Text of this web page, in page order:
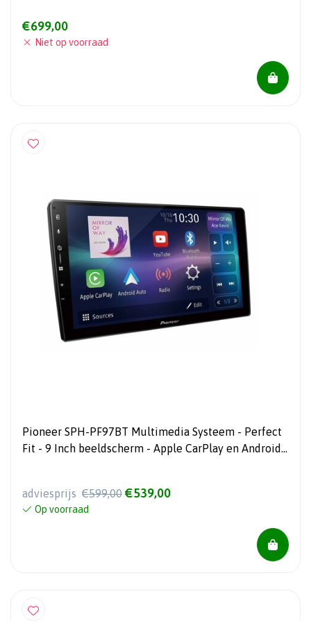
€699,00
Niet op voorraad
Pioneer SPH-PF97BT Multimedia Systeem - Perfect
Fit - 9 Inch beeldscherm - Apple CarPlay en Android
adviesprijs €599,00 €539,00
Op voorraad